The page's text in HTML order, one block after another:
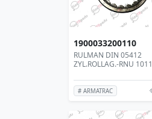
1900033200110
RULMAN DIN 05412
ZYL.ROLLAG.-RNU 1011
# ARMATRAC